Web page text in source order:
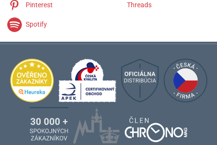
Pinterest Threads
Spotify